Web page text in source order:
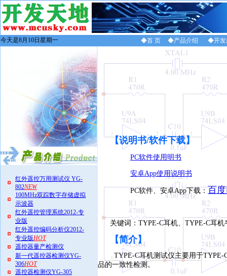
今天是8月10日星期一 ◆首 页 ◆产品介绍 ◆开发
红外遥控万用测试仪 YG-
802NEW
100MHz双踪数字存储虚拟
示波器
红外遥控管理系统2012-专
业版
红外遥控编码分析仪2012-
专业版HOT
遥控器量产检测仪
新一代遥控器检测仪YG-
306HOT
遥控器检测仪YG-305
【说明书/软件下载】
PC软件使用明书
安卓App使用说明书
PC软件、安卓App下载： 百
关键词：TYPE-C耳机、TYPE-C耳
【简介】
TYPE-C耳机测试仪主要用于TYPE-
品的一致性检测。